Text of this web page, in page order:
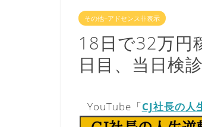
その他−アドセンス非表示
18日で32万円
日目、当日検診
YouTube「CJ社長の人